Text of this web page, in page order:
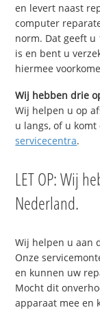
en levert naast
computer
norm. Dat geeft u
is en bent u
hiermee
Wij hebben drie
Wij helpen u op
u langs, of u
servicecentra.
LET OP: Wij
Nederland.
Wij helpen u aan
Onze
en kunnen uw
Mocht dit
apparaat mee en